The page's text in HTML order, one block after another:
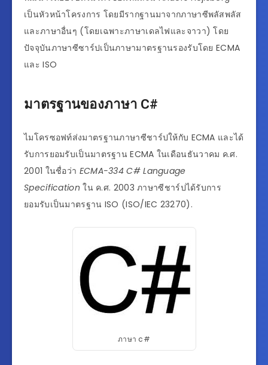
เป็นหัวหน้าโครงการ โดยมีรากฐานมาจากภาษาซีพลัสพลัส
และภาษาอื่นๆ (โดยเฉพาะภาษาเดลไฟและจาวา) โดย
ปัจจุบันภาษาซีซาร์ปเป็นภาษามาตรฐานรองรับโดย ECMA
และ ISO
มาตรฐานของภาษา C#
ไมโครซอฟท์ส่งมาตรฐานภาษาซีชาร์ปให้กับ ECMA และได้
รับการยอมรับเป็นมาตรฐาน ECMA ในเดือนธันวาคม ค.ศ.
2001 ในชื่อว่า ECMA-334 C# Language
Specification ใน ค.ศ. 2003 ภาษาซีชาร์ปได้รับการ
ยอมรับเป็นมาตรฐาน ISO (ISO/IEC 23270).
ภาษา c#